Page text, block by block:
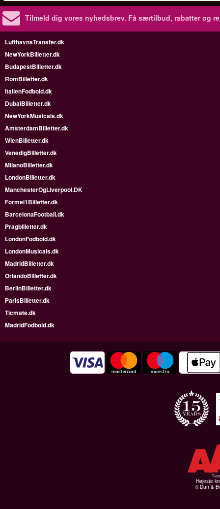
Tilmeld dig vores nyhedsbrev. Få særtilbud, rabatter og
LufthavnsTransfer.dk
NewYorkBilletter.dk
BudapestBilletter.dk
RomBilletter.dk
ItalienFodbold.dk
DubaiBilletter.dk
NewYorkMusicals.dk
AmsterdamBilletter.dk
WienBilletter.dk
VenedigBilletter.dk
MilanoBilletter.dk
LondonBilletter.dk
ManchesterOgLiverpool.DK
Formel1Billetter.dk
BarcelonaFootball.dk
Pragbilletter.dk
LondonFodbold.dk
LondonMusicals.dk
MadridBilletter.dk
OrlandoBilletter.dk
BerlinBilletter.dk
ParisBilletter.dk
Ticmate.dk
MadridFodbold.dk
Højeste
© Dun &